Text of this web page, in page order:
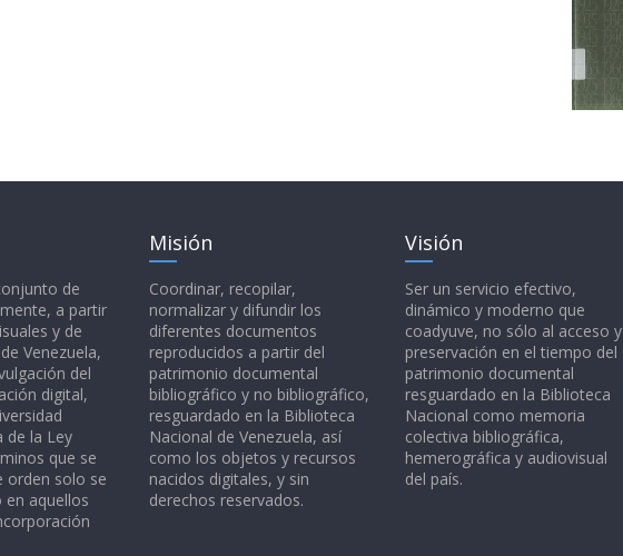
de
a partir
y de
Venezuela,
del
digital,
de la Ley
que se
orden solo se
aquellos
Misión
Coordinar, recopilar,
normalizar y difundir los
diferentes documentos
reproducidos a partir del
patrimonio documental
bibliográfico y no bibliográfico,
resguardado en la Biblioteca
Nacional de Venezuela, así
como los objetos y recursos
nacidos digitales, y sin
derechos reservados.
Visión
Ser un servicio efectivo,
dinámico y moderno que
coadyuve, no sólo al acceso y
preservación en el tiempo del
patrimonio documental
resguardado en la Biblioteca
Nacional como memoria
colectiva bibliográfica,
hemerográfica y audiovisual
del país.